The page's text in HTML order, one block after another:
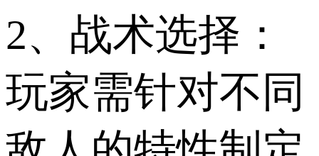
2、战术选择：
玩家需针对不同